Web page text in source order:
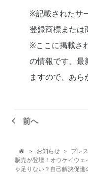
※記載されたサ
登録商標または
※ここに掲載さ
の情報です。最
ますので、あら
前へ
 > お知らせ > プレ
販売が登壇！オウケイウェ
ゃ足りない？自己解決促